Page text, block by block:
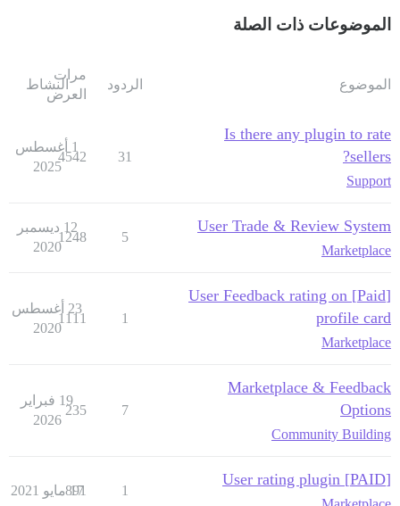
الموضوعات ذات الصلة
الموضوع الردود
مرات
العرض
النشاط
Is there any plugin to rate
sellers?
Support
31
4542
1 أغسطس
2025
User Trade & Review System
Marketplace
5
1248
12 ديسمبر
2020
[Paid] User Feedback rating on
profile card
Marketplace
1
1111
23 أغسطس
2020
Marketplace & Feedback
Options
Community Building
7
235
19 فبراير
2026
[PAID] User rating plugin
1
891
17 مايو 2021